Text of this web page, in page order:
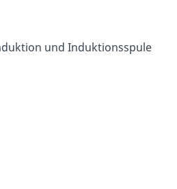
und Induktionsspule